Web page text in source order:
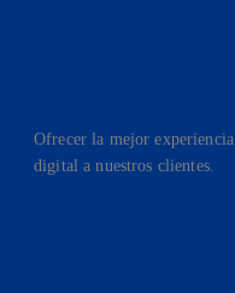
Ofrecer la mejor experiencia
digital a nuestros clientes.